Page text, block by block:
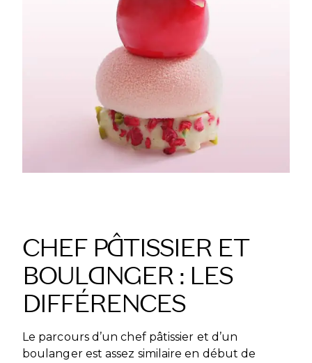
CHEF PÂTISSIER ET
BOULANGER : LES
DIFFÉRENCES
Le parcours d’un chef pâtissier et d’un
boulanger est assez similaire en début de